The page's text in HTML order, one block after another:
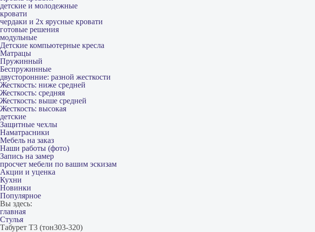
детские и молодежные
кровати
чердаки и 2х ярусные кровати
готовые решения
модульные
Детские компьютерные кресла
Матрацы
Пружинный
Беспружинные
двусторонние: разной жесткости
Жесткость: ниже средней
Жесткость: средняя
Жесткость: выше средней
Жесткость: высокая
детские
Защитные чехлы
Наматрасники
Мебель на заказ
Наши работы (фото)
Запись на замер
просчет мебели по вашим эскизам
Акции и уценка
Кухни
Новинки
Популярное
Вы здесь:
главная
Стулья
Табурет Т3 (тон303-320)